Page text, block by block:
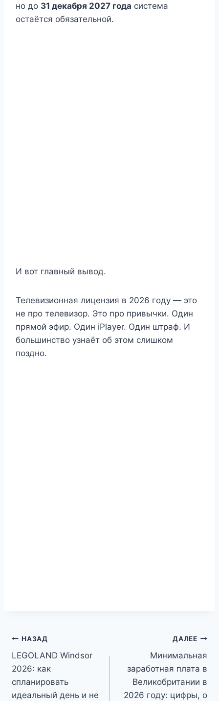
но до 31 декабря 2027 года система
остаётся обязательной.
И вот главный вывод.
Телевизионная лицензия в 2026 году — это
не про телевизор. Это про привычки. Один
прямой эфир. Один iPlayer. Один штраф. И
большинство узнаёт об этом слишком
поздно.
Навигация
по
записям
НАЗАД
LEGOLAND Windsor
2026: как
спланировать
идеальный день и не
ДАЛЕЕ
Минимальная
заработная плата в
Великобритании в
2026 году: цифры, о